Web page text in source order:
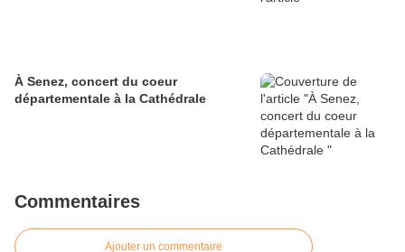
À Senez, concert du coeur
départementale à la Cathédrale
Commentaires
Ajouter un commentaire